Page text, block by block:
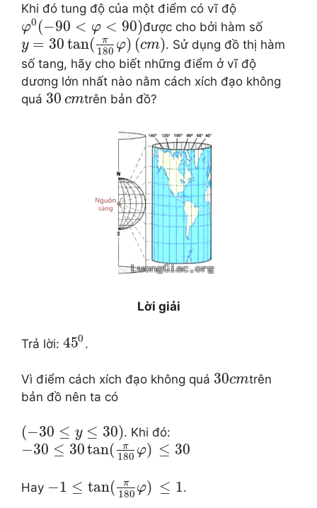
Khi đó tung độ của một điểm có vĩ độ
φ0 (−90 < φ < 90)được cho bởi hàm số
y = 30 tan( π
180 φ) (cm). Sử dụng đồ thị hàm
số tang, hãy cho biết những điểm ở vĩ độ
dương lớn nhất nào nằm cách xích đạo không
quá 30 cmtrên bản đồ?
Lời giải
Trả lời: 450 .
Vì điểm cách xích đạo không quá 30cmtrên
bản đồ nên ta có
(−30 ≤ y ≤ 30). Khi đó:
−30 ≤ 30tan( π
180 φ) ≤ 30
Hay −1 ≤ tan( π
180 φ) ≤ 1.